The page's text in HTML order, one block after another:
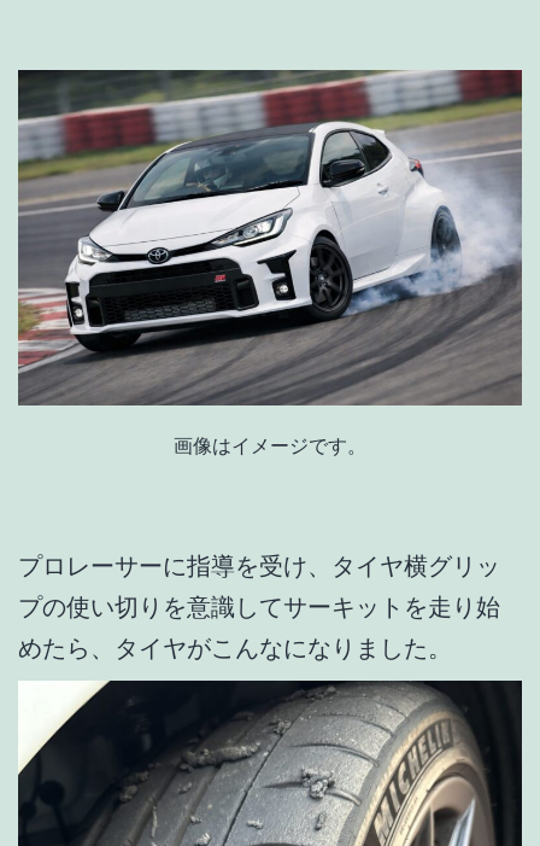
画像はイメージです。
プロレーサーに指導を受け、タイヤ横グリッ
プの使い切りを意識してサーキットを走り始
めたら、タイヤがこんなになりました。